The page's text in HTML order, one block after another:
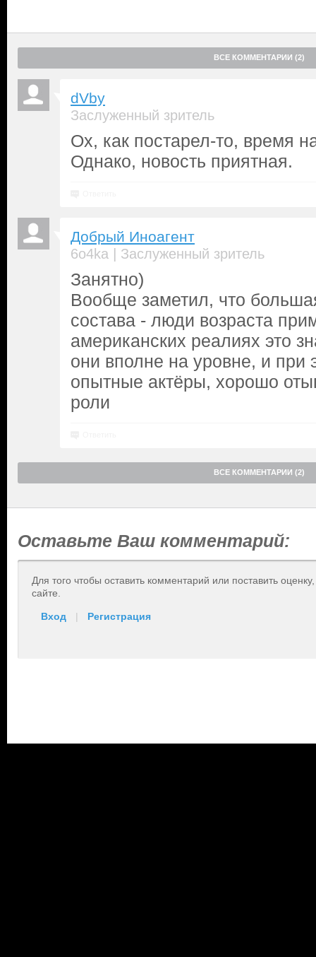
ВСЕ КОММЕНТАРИИ (2)
dVby
Заслуженный зритель
Ох, как постарел-то, время
Однако, новость приятная.
Добрый Иноагент
6o4ka | Заслуженный зритель
Занятно)
Вообще заметил, что
состава - люди возраста
американских реалиях это
они вполне на уровне, и при
опытные актёры, хорошо
роли
ВСЕ КОММЕНТАРИИ (2)
Оставьте Ваш комментарий:
Для того чтобы оставить комментарий или поставить
сайте.
Вход | Регистрация